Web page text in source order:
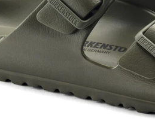
MODRI MARJETICE MIKROFIBRA